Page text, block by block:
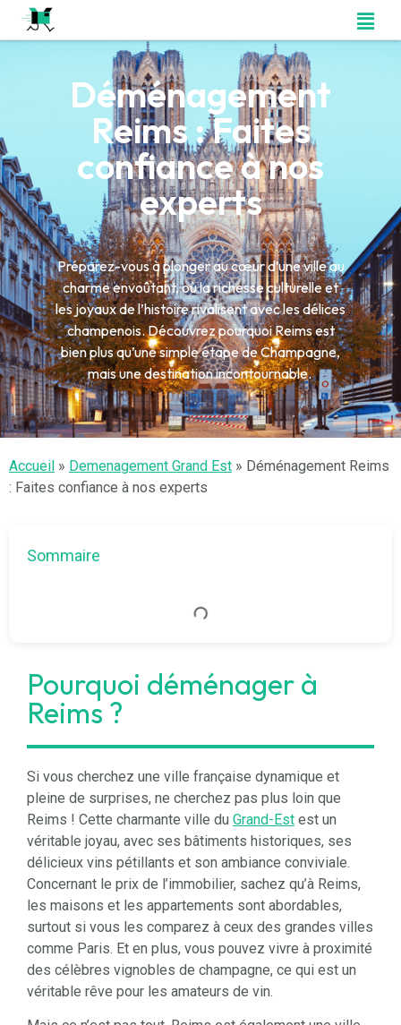
Déménagement
Reims : Faites
confiance à nos
experts
Préparez-vous à plonger au cœur d’une ville au
charme envoûtant, où la richesse culturelle et
les joyaux de l’histoire rivalisent avec les délices
champenois. Découvrez pourquoi Reims est
bien plus qu’une simple étape de Champagne,
mais une destination incontournable.
Accueil » Demenagement Grand Est » Déménagement Reims
: Faites confiance à nos experts
Sommaire
Pourquoi déménager à
Reims ?
Si vous cherchez une ville française dynamique et
pleine de surprises, ne cherchez pas plus loin que
Reims ! Cette charmante ville du Grand-Est est un
véritable joyau, avec ses bâtiments historiques, ses
délicieux vins pétillants et son ambiance conviviale.
Concernant le prix de l’immobilier, sachez qu’à Reims,
les maisons et les appartements sont abordables,
surtout si vous les comparez à ceux des grandes villes
comme Paris. Et en plus, vous pouvez vivre à proximité
des célèbres vignobles de champagne, ce qui est un
véritable rêve pour les amateurs de vin.